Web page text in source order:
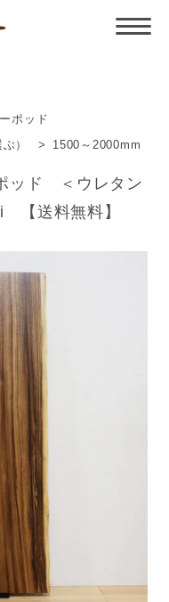
ポッド
） > 1500～2000mm
ッド ＜ウレタン
送料無料】